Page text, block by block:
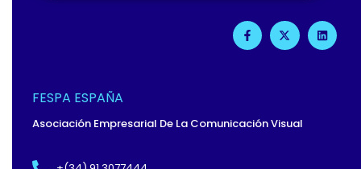
F
A
C
F
X
-
T
L
I
N
FESPA ESPAÑA
Asociación Empresarial De La Comunicación Visual